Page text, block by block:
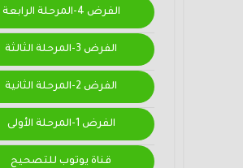
الفرض 4-المرحلة الرابعة
الفرض 3-المرحلة الثالثة
الفرض 2-المرحلة الثانية
الفرض 1-المرحلة الأولى
قناة يوتوب للتصحيح